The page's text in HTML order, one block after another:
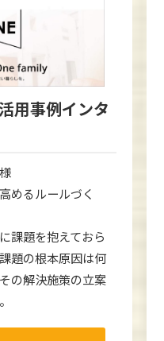
用事例インタ
めるルールづく
課題を抱えておら
題の根本原因は何
の解決施策の立案